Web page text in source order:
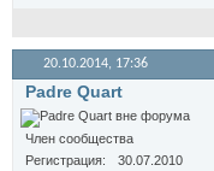
20.10.2014, 17:36
Padre Quart
Член сообщества
Регистрация
30.07.2010